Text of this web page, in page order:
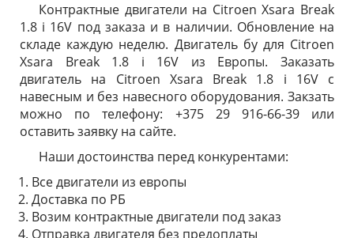
Контрактные двигатели на Citroen Xsara Break
1.8 i 16V под заказа и в наличии. Обновление на
складе каждую неделю. Двигатель бу для Citroen
Xsara Break 1.8 i 16V из Европы. Заказать
двигатель на Citroen Xsara Break 1.8 i 16V с
навесным и без навесного оборудования. Закзать
можно по телефону: +375 29 916-66-39 или
оставить заявку на сайте.
Наши достоинства перед конкурентами:
Все двигатели из европы
Доставка по РБ
Возим контрактные двигатели под заказ
Отправка двигателя без предоплаты